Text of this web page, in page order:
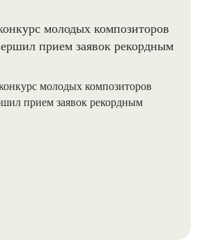
молодых композиторов
прием заявок рекордным